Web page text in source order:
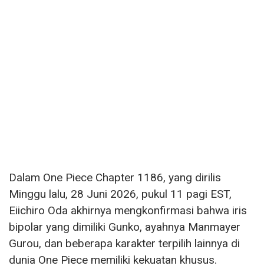
Dalam One Piece Chapter 1186, yang dirilis
Minggu lalu, 28 Juni 2026, pukul 11 ​​pagi EST,
Eiichiro Oda akhirnya mengkonfirmasi bahwa iris
bipolar yang dimiliki Gunko, ayahnya Manmayer
Gurou, dan beberapa karakter terpilih lainnya di
dunia One Piece memiliki kekuatan khusus.